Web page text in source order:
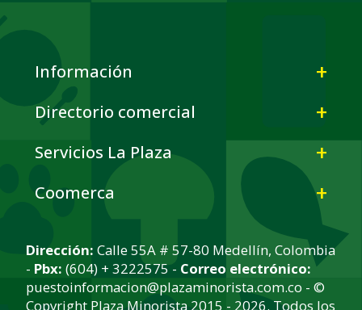
Información
Directorio comercial
Servicios La Plaza
Coomerca
Dirección: Calle 55A # 57-80 Medellín, Colombia
- Pbx: (604) + 3222575 - Correo electrónico:
puestoinformacion@plazaminorista.com.co - ©
Copyright Plaza Minorista 2015 - 2026. Todos los